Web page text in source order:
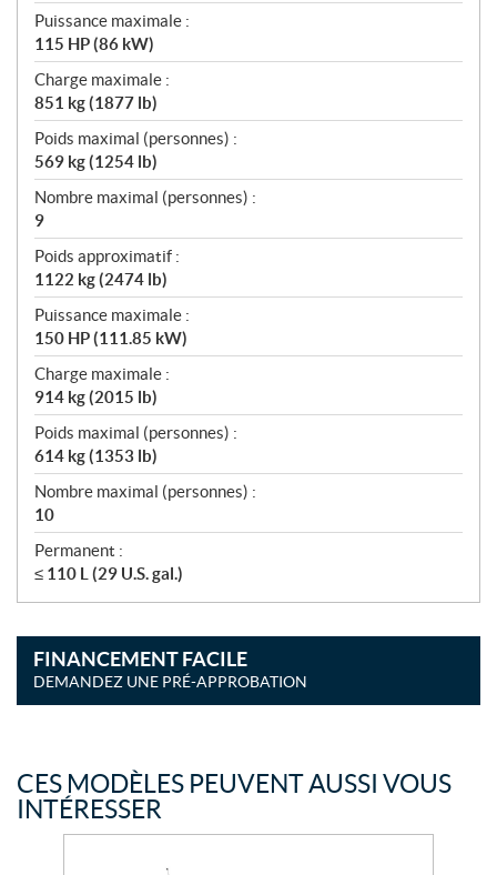
Puissance maximale :
115 HP (86 kW)
Charge maximale :
851 kg (1877 lb)
Poids maximal (personnes) :
569 kg (1254 lb)
Nombre maximal (personnes) :
9
Poids approximatif :
1122 kg (2474 lb)
Puissance maximale :
150 HP (111.85 kW)
Charge maximale :
914 kg (2015 lb)
Poids maximal (personnes) :
614 kg (1353 lb)
Nombre maximal (personnes) :
10
Permanent :
≤ 110 L (29 U.S. gal.)
FINANCEMENT FACILE
DEMANDEZ UNE PRÉ-APPROBATION
CES MODÈLES PEUVENT AUSSI VOUS
INTÉRESSER